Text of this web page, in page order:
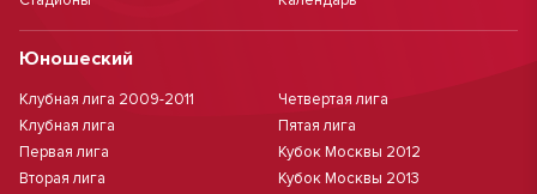
Юношеский
Клубная лига 2009-2011
Клубная лига
Первая лига
Вторая лига
Четвертая лига
Пятая лига
Кубок Москвы 2012
Кубок Москвы 2013